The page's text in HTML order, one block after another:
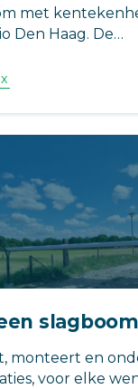
met
Den Haag. De
monteert en
voor elke